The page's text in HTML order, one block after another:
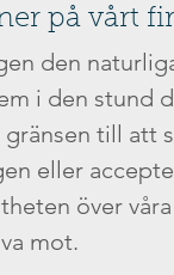
på vårt
den
i den stund
till att
eller
över
mot.